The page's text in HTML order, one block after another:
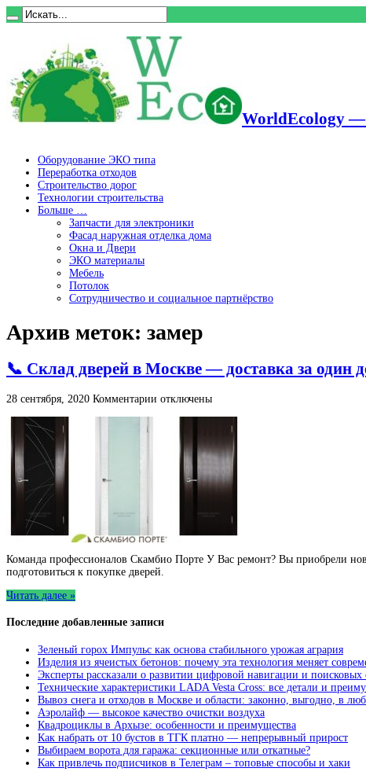
WorldEcology —
Оборудование ЭКО типа
Переработка отходов
Строительство дорог
Технологии строительства
Больше …
Запчасти для электроники
Фасад наружная отделка дома
Окна и Двери
ЭКО материалы
Мебель
Потолок
Сотрудничество и социальное партнёрство
Архив меток: замер
📞 Склад дверей в Москве — доставка за один
28 сентября, 2020 Комментарии к
Склад
дверей
Москве
день
отключены
Команда профессионалов Скамбио Порте У Вас ремонт? Вы приобрели
подготовиться к покупке дверей.
Читать далее »
Последние добавленные записи
Зеленый горох Импульс как основа стабильного урожая агрария
Изделия из ячеистых бетонов: почему эта технология меняет
Эксперты рассказали о развитии цифровой навигации и поисковых
Технические характеристики LADA Vesta Cross: все детали и
Вывоз снега и отходов в Москве и области: законно, выгодно, в
Аэролайф — высокое качество очистки воздуха
Квадроциклы в Архызе: особенности и преимущества
Как набрать от 10 бустов в ТГК платно — непрерывный прирост
Выбираем ворота для гаража: секционные или откатные?
Как привлечь подписчиков в Телеграм – топовые способы и хаки